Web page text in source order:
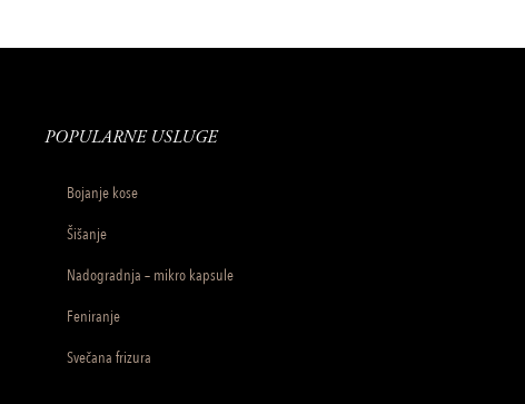
POPULARNE USLUGE
Bojanje kose
Šišanje
Nadogradnja – mikro kapsule
Feniranje
Svečana frizura